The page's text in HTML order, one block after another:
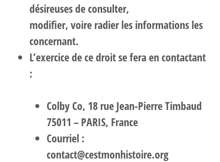
désireuses de consulter,
modifier, voire radier les informations les
concernant.
L’exercice de ce droit se fera en contactant
:
Colby Co, 18 rue Jean-Pierre Timbaud
75011 – PARIS, France
Courriel :
contact@cestmonhistoire.org